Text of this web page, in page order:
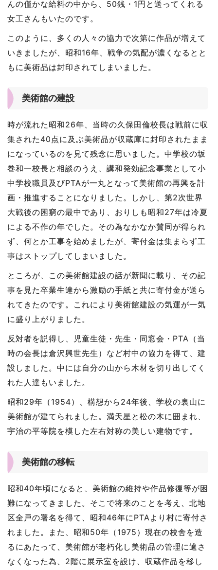
んの僅かな給料の中から、50銭・1円と送ってくれる
女工さんもいたのです。
このように、多くの人々の協力で次第に作品が増えて
いきましたが、昭和16年、戦争の気配が濃くなるとと
もに美術品は封印されてしまいました。
美術館の建設
時が流れた昭和26年、当時の久保田倫校長は戦前に収
集された40点に及ぶ美術品が収蔵庫に封印されたまま
になっているのを見て残念に思いました。中学校の坂
巻和一校長と相談のうえ、講和発効記念事業として小
中学校職員及びPTAが一丸となって美術館の再興を計
画・推進することになりました。しかし、第2次世界
大戦後の困窮の最中であり、おりしも昭和27年は冷夏
による不作の年でした。その為なかなか賛同が得られ
ず、何とか工事を始めましたが、寄付金は集まらず工
事はストップしてしまいました。
ところが、この美術館建設の話が新聞に載り、その記
事を見た卒業生達から激励の手紙と共に寄付金が送ら
れてきたのです。これにより美術館建設の気運が一気
に盛り上がりました。
反対者を説得し、児童生徒・先生・同窓会・PTA（当
時の会長は倉沢興世先生）など村中の協力を得て、建
設しました。中には自分の山から木材を切り出してく
れた人達もいました。
昭和29年（1954）、構想から24年後、学校の裏山に
美術館が建てられました。満天星と松の木に囲まれ、
宇治の平等院を模した左右対称の美しい建物です。
美術館の移転
昭和40年頃になると、美術館の維持や作品修復等が困
難になってきました。そこで将来のことを考え、北地
区全戸の署名を得て、昭和46年にPTAより村に寄付さ
れました。また、昭和50年（1975）現在の校舎を造
るにあたって、美術館が老朽化し美術品の管理に適さ
なくなった為、2階に展示室を設け、収蔵作品を移し